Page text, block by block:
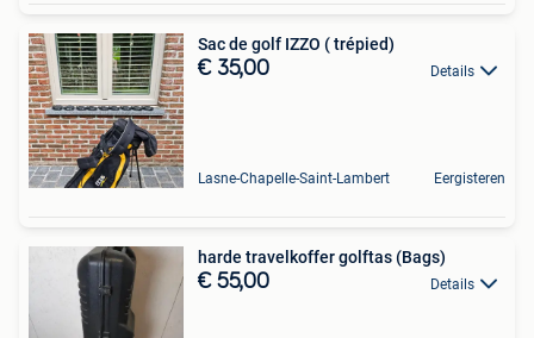
Sac de golf IZZO ( trépied)
€ 35,00 Details
Lasne-Chapelle-Saint-Lambert Eergisteren
harde travelkoffer golftas (Bags)
€ 55,00 Details